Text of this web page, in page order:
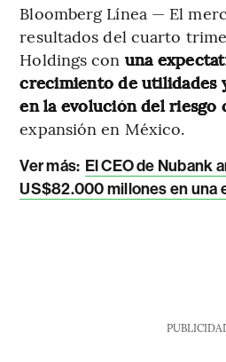
Bloomberg Línea — El
resultados del cuarto
Holdings con una
crecimiento de utilidades
en la evolución del
expansión en México.
Ver más: El CEO de Nubank
US$82.000 millones en una